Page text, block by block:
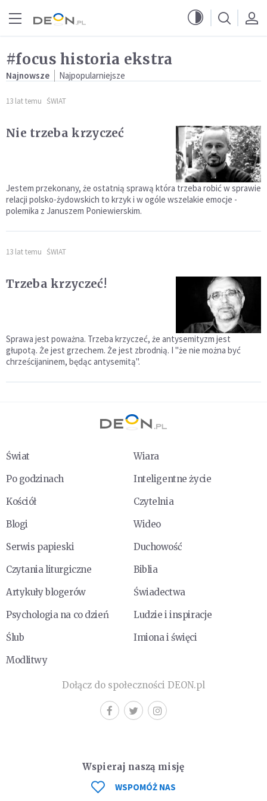
#focus historia ekstra
Najnowsze Najpopularniejsze
13 lat temu ŚWIAT
Nie trzeba krzyczeć
Jestem przekonany, że ostatnią sprawą która trzeba robić w sprawie
relacji polsko-żydowskich to krzyk i w ogóle wszelakie emocje -
polemika z Januszem Poniewierskim.
13 lat temu ŚWIAT
Trzeba krzyczeć!
Sprawa jest poważna. Trzeba krzyczeć, że antysemityzm jest
głupotą. Że jest grzechem. Że jest zbrodnią. I "że nie można być
chrześcijaninem, będąc antysemitą".
Świat
Wiara
Po godzinach
Inteligentne życie
Kościół
Czytelnia
Blogi
Wideo
Serwis papieski
Duchowość
Czytania liturgiczne
Biblia
Artykuły blogerów
Świadectwa
Psychologia na co dzień
Ludzie i inspiracje
Ślub
Imiona i święci
Modlitwy
Dołącz do społeczności DEON.pl
Wspieraj naszą misję
WSPOMÓŻ NAS